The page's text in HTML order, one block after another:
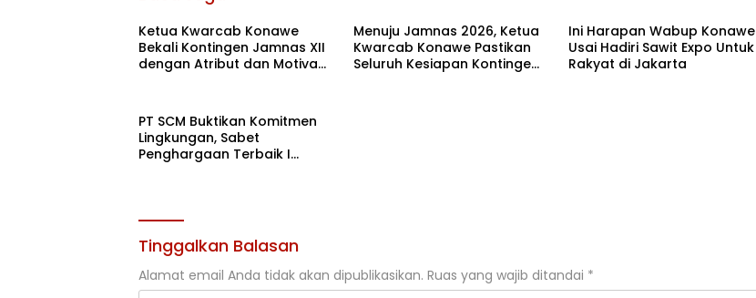
Ketua Kwarcab Konawe
Bekali Kontingen Jamnas XII
dengan Atribut dan Motivasi,
Menuju Jamnas 2026, Ketua
Kwarcab Konawe Pastikan
Seluruh Kesiapan Kontingen
Ini Harapan Wabup Konawe
Usai Hadiri Sawit Expo Untuk
Rakyat di Jakarta
PT SCM Buktikan Komitmen
Lingkungan, Sabet
Penghargaan Terbaik I
Tinggalkan Balasan
Alamat email Anda tidak akan dipublikasikan. Ruas yang wajib ditandai *